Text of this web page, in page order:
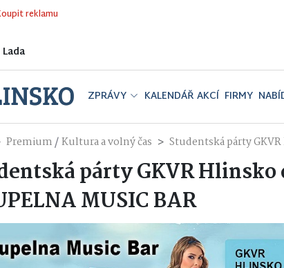
reklamu
ZPRÁVY KALENDÁŘ AKCÍ FIRMY
Premium/Kultura a volný čas Studentská párty
párty GKVR Hlinsko
MUSIC BAR